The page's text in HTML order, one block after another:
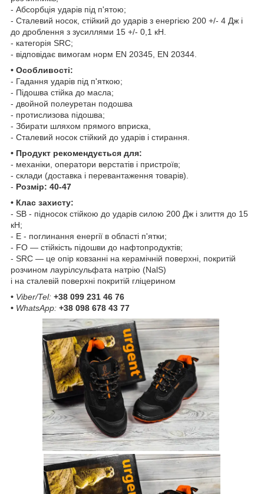
- Абсорбція ударів під п'ятою;
- Сталевий носок, стійкий до ударів з енергією 200 +/- 4 Дж і
до дроблення з зусиллями 15 +/- 0,1 кН.
- категорія SRC;
- відповідає вимогам норм EN 20345, EN 20344.
• Особливості:
- Гадання ударів під п'яткою;
- Підошва стійка до масла;
- двойной полеуретан подошва
- протислизова підошва;
- Збирати шляхом прямого вприска,
- Сталевий носок стійкий до ударів і стирання.
• Продукт рекомендується для:
- механіки, оператори верстатів і пристроїв;
- склади (доставка і перевантаження товарів).
- Розмір: 40-47
• Клас захисту:
- SB - підносок стійкою до ударів силою 200 Дж і злиття до 15
кН;
- E - поглинання енергії в області п'ятки;
- FO — стійкість підошви до нафтопродуктів;
- SRC — це опір ковзанні на керамічній поверхні, покритій
розчином лаурілсульфата натрію (NalS)
і на сталевій поверхні покритій гліцерином
• Viber/Tel: +38 099 231 46 76
• WhatsApp: +38 098 678 43 77